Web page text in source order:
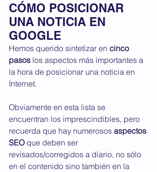
CÓMO POSICIONAR
UNA NOTICIA EN
GOOGLE
Hemos querido sintetizar en cinco
pasos los aspectos más importantes a
la hora de posicionar una noticia en
Internet.
Obviamente en esta lista se
encuentran los imprescindibles, pero
recuerda que hay numerosos aspectos
SEO que deben ser
revisados/corregidos a diario, no sólo
en el contenido sino también en la